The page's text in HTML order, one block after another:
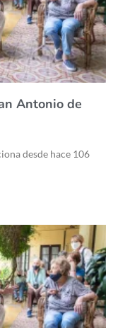
Antonio de
desde hace 106